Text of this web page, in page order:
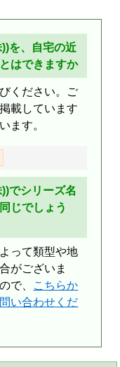
を、自宅の近
はできますか
ください。ご
載しています
ます。
でシリーズ名
じでしょう
って類型や地
がございま
で、 こちらか
い合わせくだ